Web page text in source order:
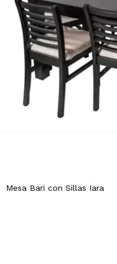
Mesa Bari con Sillas Iara